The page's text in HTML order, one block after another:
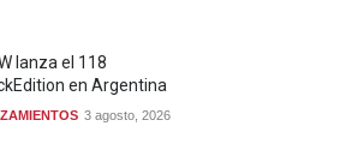
lanza el 118
en Argentina
3 agosto, 2026